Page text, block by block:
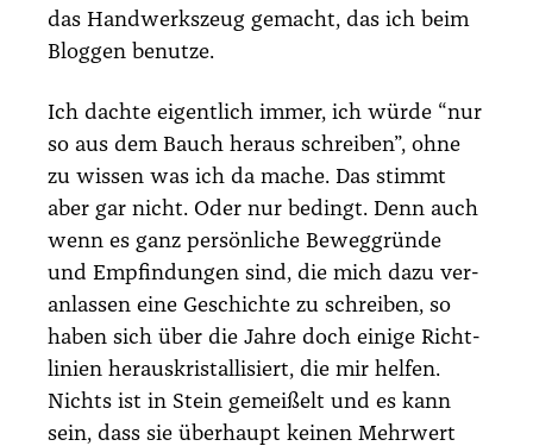
das Hand­werks­zeug gemacht, das ich beim
Blog­gen benut­ze.
Ich dach­te eigent­lich immer, ich wür­de “nur
so aus dem Bauch her­aus schrei­ben”, ohne
zu wis­sen was ich da mache. Das stimmt
aber gar nicht. Oder nur bedingt. Denn auch
wenn es ganz per­sön­li­che Beweg­grün­de
und Emp­fin­dun­gen sind, die mich dazu ver­
an­las­sen eine Geschich­te zu schrei­ben, so
haben sich über die Jah­re doch eini­ge Richt­
li­ni­en her­aus­kris­tal­li­siert, die mir hel­fen.
Nichts ist in Stein gemei­ßelt und es kann
sein, dass sie über­haupt kei­nen Mehr­wert